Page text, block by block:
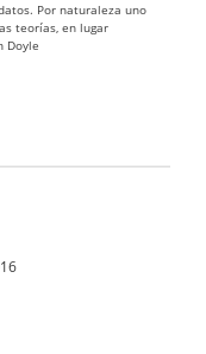
Por naturaleza uno
teorías, en lugar
Doyle